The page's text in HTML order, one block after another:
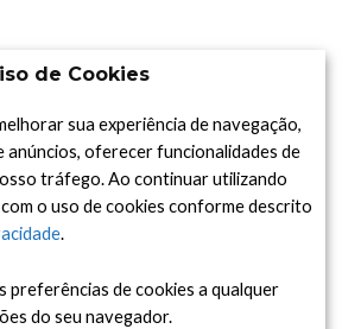
de Cookies
sua experiência de navegação,
oferecer funcionalidades de
tráfego. Ao continuar utilizando
o uso de cookies conforme descrito
.
preferências de cookies a qualquer
do seu navegador.